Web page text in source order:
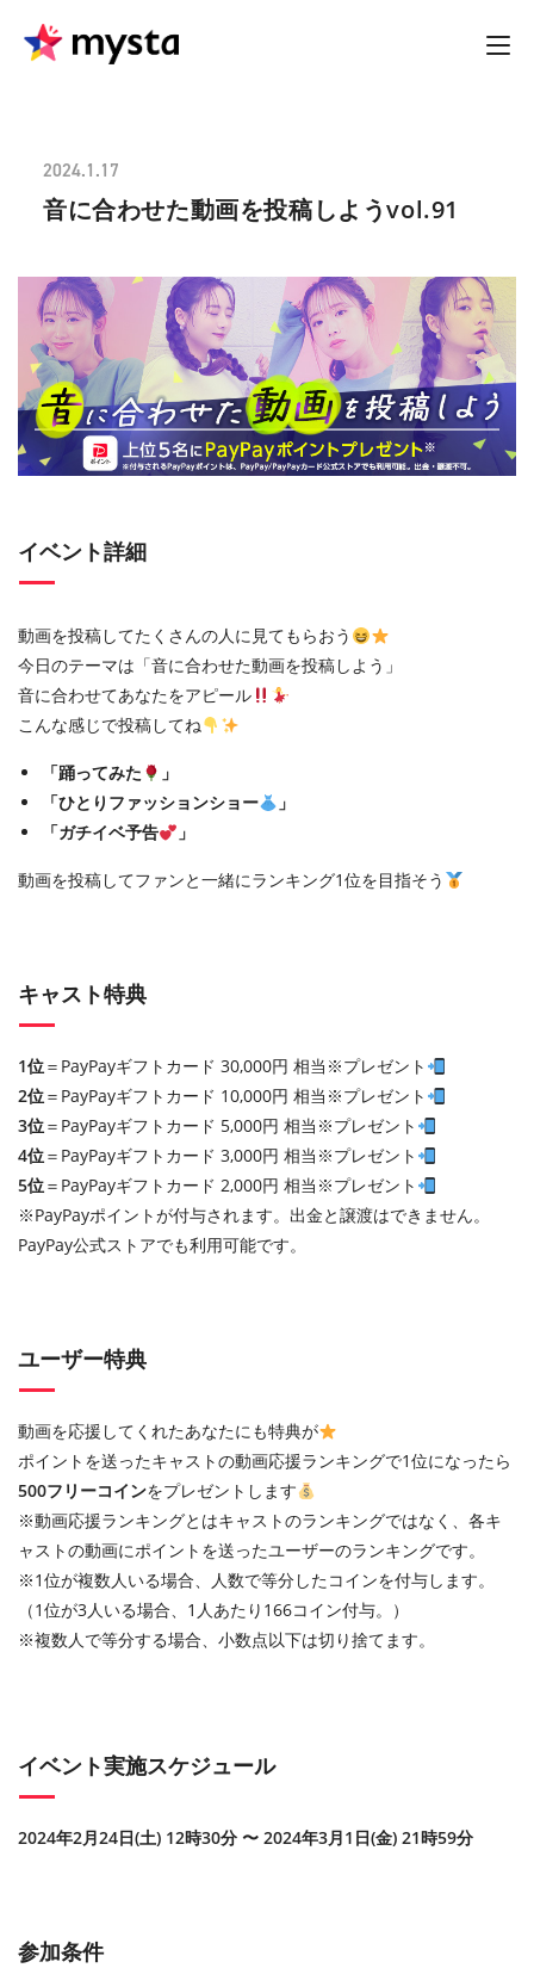
2024.1.17
音に合わせた動画を投稿しようvol.91
イベント詳細
動画を投稿してたくさんの人に見てもらおう
今日のテーマは「音に合わせた動画を投稿しよう」
音に合わせてあなたをアピール
こんな感じで投稿してね
「踊ってみた
」
「ひとりファッションショー
」
「ガチイベ予告
」
動画を投稿してファンと一緒にランキング1位を目指そう
キャスト特典
1位＝PayPayギフトカード 30,000円 相当※プレゼント
2位＝PayPayギフトカード 10,000円 相当※プレゼント
3位＝PayPayギフトカード 5,000円 相当※プレゼント
4位＝PayPayギフトカード 3,000円 相当※プレゼント
5位＝PayPayギフトカード 2,000円 相当※プレゼント
※PayPayポイントが付与されます。出金と譲渡はできません。
PayPay公式ストアでも利用可能です。
ユーザー特典
動画を応援してくれたあなたにも特典が
ポイントを送ったキャストの動画応援ランキングで1位になったら
500フリーコインをプレゼントします
※動画応援ランキングとはキャストのランキングではなく、各キ
ャストの動画にポイントを送ったユーザーのランキングです。
※1位が複数人いる場合、人数で等分したコインを付与します。
（1位が3人いる場合、1人あたり166コイン付与。）
※複数人で等分する場合、小数点以下は切り捨てます。
イベント実施スケジュール
2024年2月24日(土) 12時30分 〜 2024年3月1日(金) 21時59分
参加条件